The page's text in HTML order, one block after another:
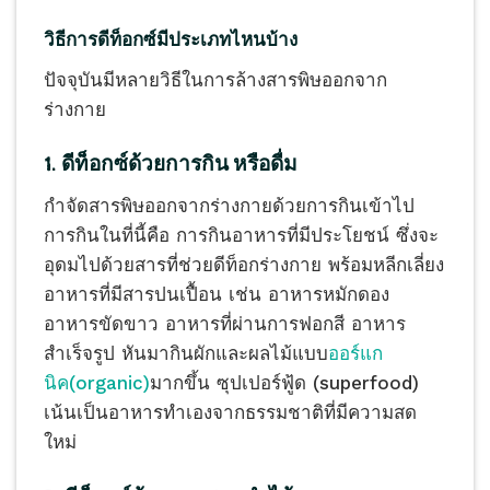
วิธีการดีท็อกซ์มีประเภทไหนบ้าง
ปัจจุบันมีหลายวิธีในการล้างสารพิษออกจาก
ร่างกาย
1. ดีท็อกซ์ด้วยการกิน หรือดื่ม
กำจัดสารพิษออกจากร่างกายด้วยการกินเข้าไป
การกินในที่นี้คือ การกินอาหารที่มีประโยชน์ ซึ่งจะ
อุดมไปด้วยสารที่ช่วยดีท็อกร่างกาย พร้อมหลีกเลี่ยง
อาหารที่มีสารปนเปื้อน เช่น อาหารหมักดอง
อาหารขัดขาว อาหารที่ผ่านการฟอกสี อาหาร
สำเร็จรูป หันมากินผักและผลไม้แบบออร์แก
นิค(organic)มากขึ้น ซุปเปอร์ฟู้ด (superfood)
เน้นเป็นอาหารทำเองจากธรรมชาติที่มีความสด
ใหม่